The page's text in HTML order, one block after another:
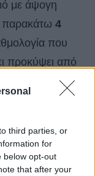
third parties, or
for
below opt-out
that after your
με άψογη
παρακάτω 4
που
προκύψει από
ενώ είναι